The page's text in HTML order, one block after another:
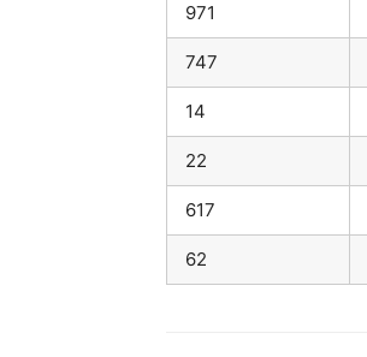
971
747
14
22
617
62